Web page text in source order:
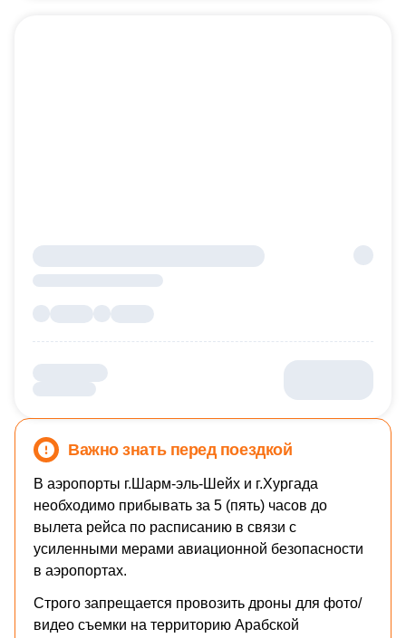
Важно знать перед поездкой
В аэропорты г.Шарм-эль-Шейх и г.Хургада
необходимо прибывать за 5 (пять) часов до
вылета рейса по расписанию в связи с
усиленными мерами авиационной безопасности
в аэропортах.
Строго запрещается провозить дроны для фото/
видео съемки на территорию Арабской